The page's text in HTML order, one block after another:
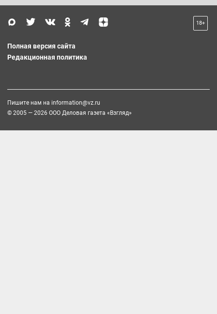
18+
Полная версия сайта
Редакционная политика
Пишите нам на information@vz.ru
© 2005 — 2026 ООО Деловая газета «Взгляд»